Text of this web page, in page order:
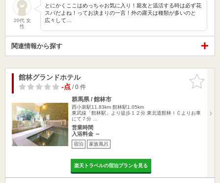
20代 女
性
とにかくここはめっちゃお気に入り！親友と温活する時は必ず花
スパだよね！ってお決まりの一言！外の露天は種類が多いのと
広々して…
関連情報から探す
お気に入
りに追加
館林グランドホテル
-点/ 0 件
群馬県 / 館林市
西小泉駅11.83km 館林駅1.05km
東武線「館林駅」より徒歩１２分 東北道館林ＩＣよりお車
にて７分 …
営業時間
入浴料金 ～
宿泊 家族風呂
楽天トラベルの宿泊プランを見る